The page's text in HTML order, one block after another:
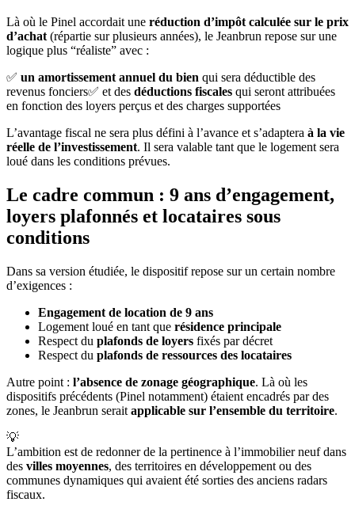
Là où le Pinel accordait une réduction d’impôt calculée sur le prix
d’achat(répartie sur plusieurs années), le Jeanbrun repose sur une
logique plus “réaliste” avec :
✅ un amortissement annuel du bien qui sera déductible des
revenus fonciers✅ et des déductions fiscales qui seront attribuées
en fonction des loyers perçus et des charges supportées
L’avantage fiscal ne sera plus défini à l’avance et s’adaptera à la vie
réelle de l’investissement. Il sera valable tant que le logement sera
loué dans les conditions prévues.
Le cadre commun : 9 ans d’engagement,
loyers plafonnés et locataires sous
conditions
Dans sa version étudiée, le dispositif repose sur un certain nombre
d’exigences :
Engagement de location de 9 ans
Logement loué en tant que résidence principale
Respect du plafonds de loyers fixés par décret
Respect du plafonds de ressources des locataires
Autre point : l’absence de zonage géographique. Là où les
dispositifs précédents (Pinel notamment) étaient encadrés par des
zones, le Jeanbrun serait applicable sur l’ensemble du territoire.
💡
L’ambition est de redonner de la pertinence à l’immobilier neuf dans
des villes moyennes, des territoires en développement ou des
communes dynamiques qui avaient été sorties des anciens radars
fiscaux.